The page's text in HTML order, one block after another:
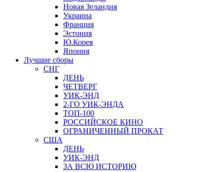
Новая Зеландия
Украина
Франция
Эстония
Ю.Корея
Япония
Лучшие сборы
СНГ
ДЕНЬ
ЧЕТВЕРГ
УИК-ЭНД
2-ГО УИК-ЭНДА
ТОП-100
РОССИЙСКОЕ КИНО
ОГРАНИЧЕННЫЙ ПРОКАТ
США
ДЕНЬ
УИК-ЭНД
ЗА ВСЮ ИСТОРИЮ